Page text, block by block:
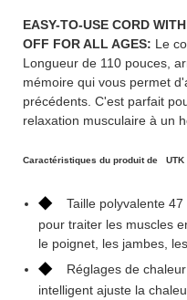
EASY-TO-USE CORD
OFF FOR ALL AGES: Le
Longueur de 110 pouces,
mémoire qui vous permet
précédents. C'est parfait
relaxation musculaire à un
Caractéristiques du produit de UTK
◆
Taille polyvalente
pour traiter les muscles
le poignet, les jambes,
◆
Réglages de
intelligent ajuste la